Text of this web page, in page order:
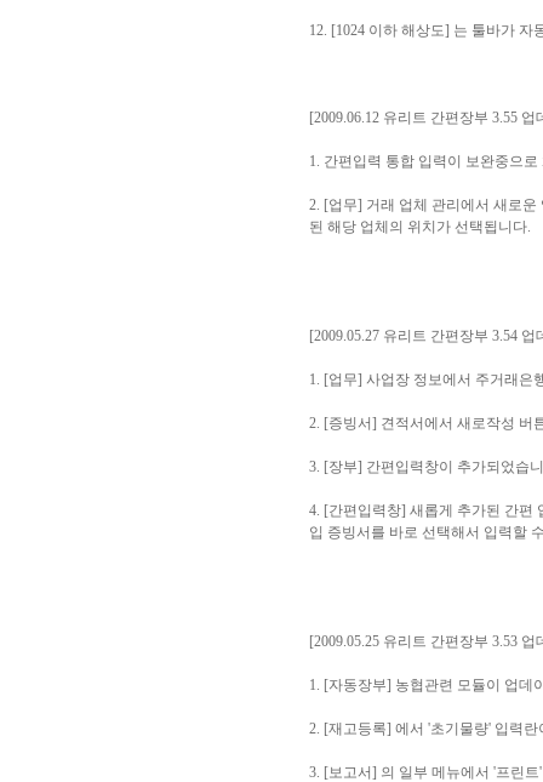
12. [1024 이하 해상도] 는 툴바가
[2009.06.12 유리트 간편장부 3.55 업
1. 간편입력 통합 입력이 보완중으
2. [업무] 거래 업체 관리에서 새로
된 해당 업체의 위치가 선택됩니다.
[2009.05.27 유리트 간편장부 3.54 업
1. [업무] 사업장 정보에서 주거래은
2. [증빙서] 견적서에서 새로작성 버
3. [장부] 간편입력창이 추가되었습
4. [간편입력창] 새롭게 추가된 간편
입 증빙서를 바로 선택해서 입력할
[2009.05.25 유리트 간편장부 3.53 업
1. [자동장부] 농협관련 모듈이 업데
2. [재고등록] 에서 '초기물량' 입력
3. [보고서] 의 일부 메뉴에서 '프린